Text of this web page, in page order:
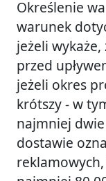
Określenie
warunek
jeżeli
przed
jeżeli okres
krótszy - w
najmniej
dostawie